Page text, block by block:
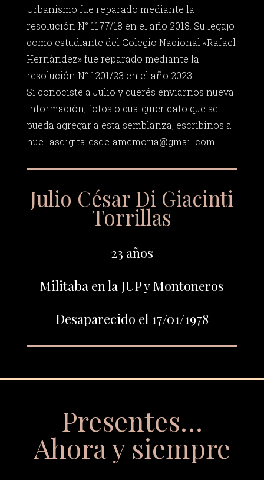
Urbanismo fue reparado mediante la
resolución N° 1177/18 en el año 2018. Su legajo
como estudiante del Colegio Nacional «Rafael
Hernández» fue reparado mediante la
resolución N° 1201/23 en el año 2023.
Si conociste a Julio y querés enviarnos nueva
información, fotos o cualquier dato que se
pueda agregar a esta semblanza, escribinos a
huellasdigitalesdelamemoria@gmail.com
Julio César Di Giacinti
Torrillas
23 años
Militaba en la JUP y Montoneros
Desaparecido el 17/01/1978
Presentes…
Ahora y siempre